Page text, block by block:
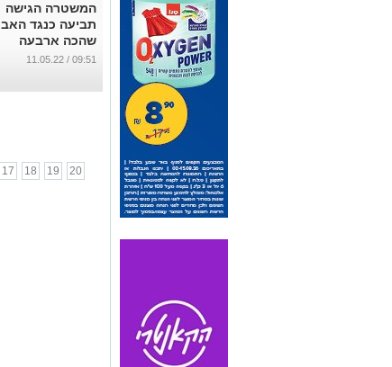
המשטרה הגישה
תביעה כנגד האב
שהכה ארבעה
ילדים בישוב ליד
...
09:51 / 11.05.22
17 18 19
20